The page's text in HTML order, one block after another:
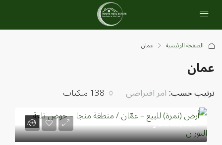
الصفحة الرئيسية عمان
عمان
138 ملكيات ترتيب حسب:امر افتراضي
للبيع JOD85,000